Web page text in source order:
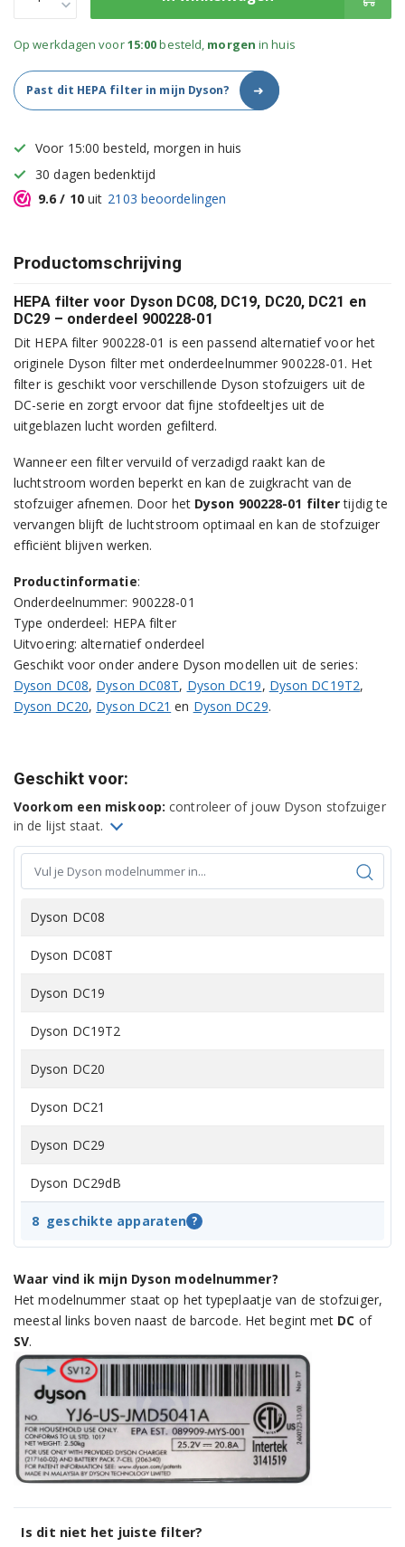
Op werkdagen voor15:00besteld, morgen in huis
Past dit HEPA filter in mijn Dyson? ➜
Voor 15:00 besteld, morgen in huis
30 dagen bedenktijd
9.6 / 10uit 2103 beoordelingen
Productomschrijving
HEPA filter voor Dyson DC08, DC19, DC20, DC21 en
DC29 – onderdeel 900228-01
Dit HEPA filter 900228-01 is een passend alternatief voor het
originele Dyson filter met onderdeelnummer 900228-01. Het
filter is geschikt voor verschillende Dyson stofzuigers uit de
DC-serie en zorgt ervoor dat fijne stofdeeltjes uit de
uitgeblazen lucht worden gefilterd.
Wanneer een filter vervuild of verzadigd raakt kan de
luchtstroom worden beperkt en kan de zuigkracht van de
stofzuiger afnemen. Door het Dyson 900228-01 filtertijdig te
vervangen blijft de luchtstroom optimaal en kan de stofzuiger
efficiënt blijven werken.
Productinformatie:
Onderdeelnummer: 900228-01
Type onderdeel: HEPA filter
Uitvoering: alternatief onderdeel
Geschikt voor onder andere Dyson modellen uit de series:
Dyson DC08, Dyson DC08T, Dyson DC19, Dyson DC19T2,
Dyson DC20, Dyson DC21 en Dyson DC29.
Geschikt voor:
Voorkom een miskoop: controleer of jouw Dyson stofzuiger
in de lijst staat.
Dyson DC08
Dyson DC08T
Dyson DC19
Dyson DC19T2
Dyson DC20
Dyson DC21
Dyson DC29
Dyson DC29dB
8 geschikte apparaten ?
Waar vind ik mijn Dyson modelnummer?
Het modelnummer staat op het typeplaatje van de stofzuiger,
meestal links boven naast de barcode. Het begint met DC of
SV.
Is dit niet het juiste filter?